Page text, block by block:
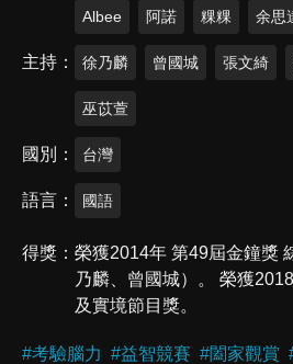
Albee 阿諾 粿粿 余思
主持 徐乃麟 曾國城 張文綺
巫苡萱
國別 台灣
語言 國語
得獎
榮獲2014年 第49屆金鐘獎
乃麟、曾國城）。 榮獲
及實境節目獎。
#考驗腦力 #益智競賽 #闔家觀賞